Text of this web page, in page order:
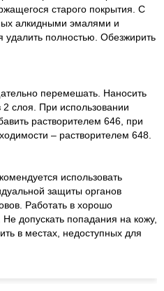
старого покрытия. С
алкидными эмалями и
полностью. Обезжирить
перемешать. Наносить
слоя. При использовании
растворителем 646, при
– растворителем 648.
использовать
защиты органов
Работать в хорошо
допускать попадания на кожу,
в местах, недоступных для